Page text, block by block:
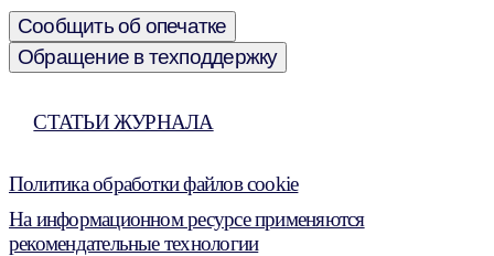
Сообщить об опечатке
Обращение в техподдержку
СТАТЬИ ЖУРНАЛА
Политика обработки файлов cookie
На информационном ресурсе применяются
рекомендательные технологии